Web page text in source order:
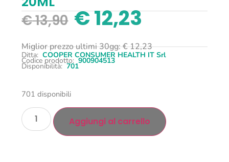
€13,90 €12,23
Miglior prezzo ultimi 30gg:€12,23
Ditta: COOPER CONSUMER HEALTH IT Srl
Codice prodotto: 900904513
Disponibilità: 701
701 disponibili
Aggiungi al carrello